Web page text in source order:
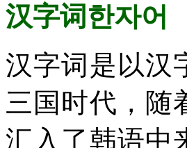
汉字词한자어
汉字词是以汉
三国时代，随
汇入了韩语中